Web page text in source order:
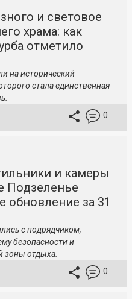
и световое
храма: как
отметило
на исторический
стала единственная
0
и камеры
Подзеленье
обновление за 31
с подрядчиком,
безопасности и
зоны отдыха.
0